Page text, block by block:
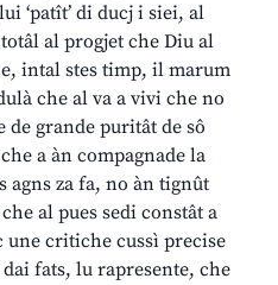
‘patît’ di ducj i siei, al
al progjet che Diu al
intal stes timp, il marum
che al va a vivi che no
de grande puritât de sô
a àn compagnade la
za fa, no àn tignût
al pues sedi constât a
critiche cussì precise
fats, lu rapresente, che